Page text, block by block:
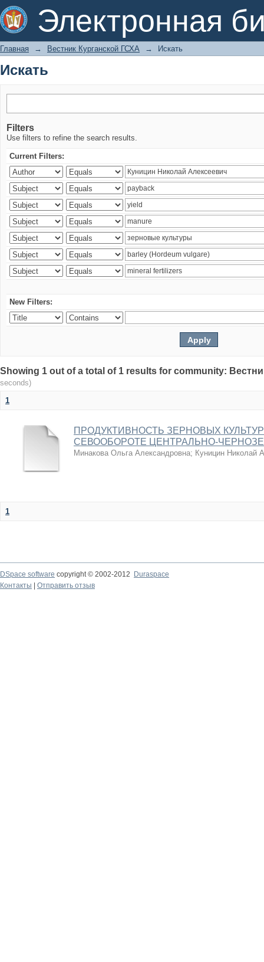
Электронная
Искать
Главная → Вестник Курганской ГСХА → Искать
Искать
Filters
Use filters to refine the search results.
Current Filters:
New Filters:
Showing 1 out of a total of 1 results for community:
seconds)
1
ПРОДУКТИВНОСТЬ ЗЕРНОВЫХ
СЕВООБОРОТЕ ЦЕНТРАЛЬНО-
Минакова Ольга Александровна; Куницин Николай
1
DSpace software copyright © 2002-2012
Duraspace
Контакты
Отправить отзыв